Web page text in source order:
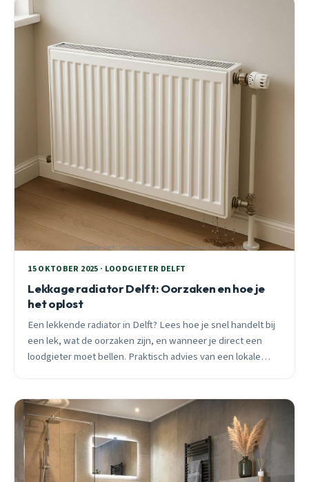
15 OKTOBER 2025 · LOODGIETER DELFT
Lekkage radiator Delft: Oorzaken en hoe je
het oplost
Een lekkende radiator in Delft? Lees hoe je snel handelt bij
een lek, wat de oorzaken zijn, en wanneer je direct een
loodgieter moet bellen. Praktisch advies van een lokale